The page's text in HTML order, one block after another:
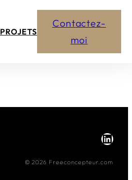
PROJETS
Contactez-
moi
LinkedIn
© 2026 Freeconcepteur.com